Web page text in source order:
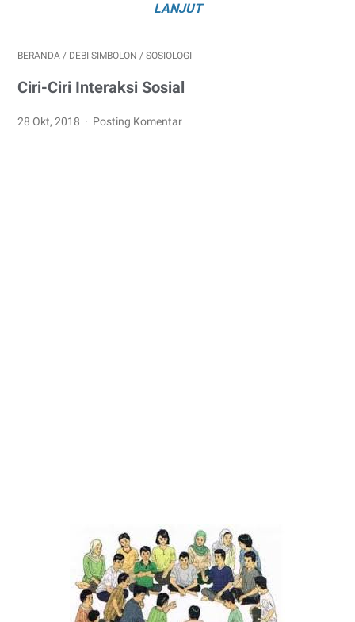
LANJUT
BERANDA / DEBI SIMBOLON / SOSIOLOGI
Ciri-Ciri Interaksi Sosial
28 Okt, 2018 Posting Komentar